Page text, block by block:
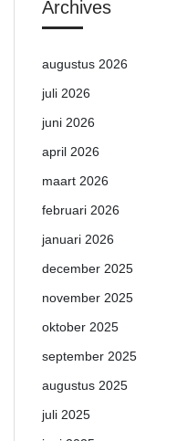
Archives
augustus 2026
juli 2026
juni 2026
april 2026
maart 2026
februari 2026
januari 2026
december 2025
november 2025
oktober 2025
september 2025
augustus 2025
juli 2025